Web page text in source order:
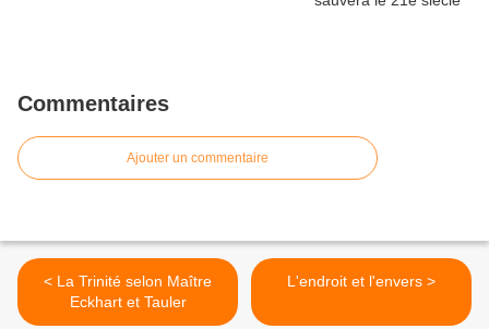
Commentaires
Ajouter un commentaire
< La Trinité selon Maître
Eckhart et Tauler
L'endroit et l'envers >